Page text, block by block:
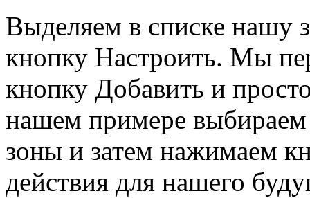
Выделяем в списке нашу
кнопку Настроить. Мы
кнопку Добавить и
нашем примере выбираем
зоны и затем нажимаем
действия для нашего